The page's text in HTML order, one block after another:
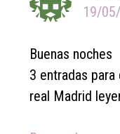
19/
Buenas noches
3 entradas
real Madrid